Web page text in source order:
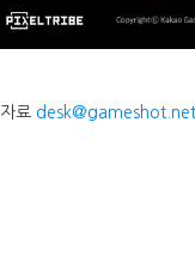
료 desk@gameshot.net